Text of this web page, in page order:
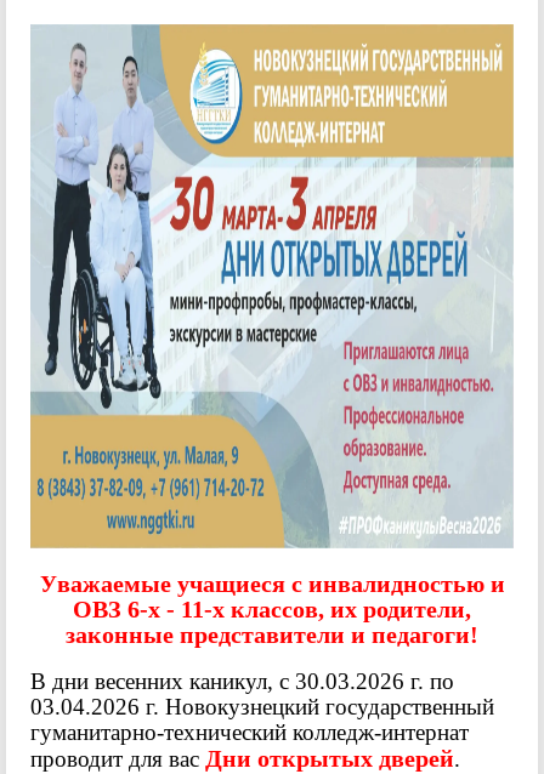
Уважаемые учащиеся с инвалидностью и
ОВЗ 6-х - 11-х классов, их родители,
законные представители и педагоги!
В дни весенних каникул, с 30.03.2026 г. по
03.04.2026 г. Новокузнецкий государственный
гуманитарно-технический колледж-интернат
проводит для вас Дни открытых дверей.